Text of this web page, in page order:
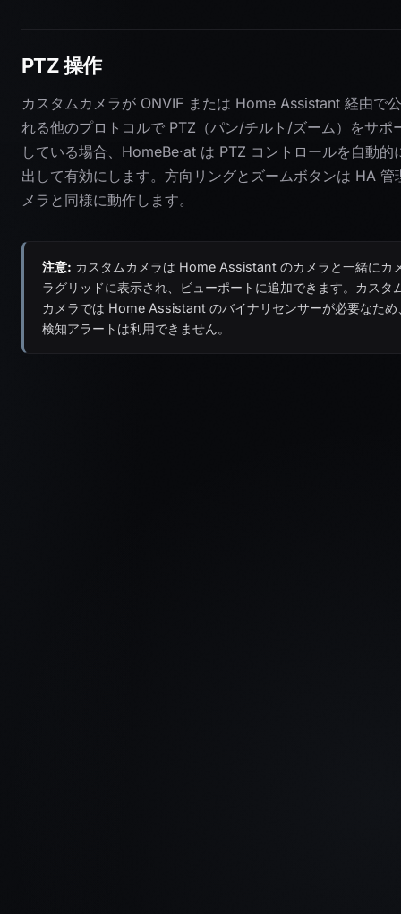
PTZ 操作
カスタムカメラが ONVIF または Home Assistant 経由で
れる他のプロトコルで PTZ（パン/チルト/ズーム）をサポ
している場合、HomeBe·at は PTZ コントロールを自動的
出して有効にします。方向リングとズームボタンは HA 管
メラと同様に動作します。
注意: カスタムカメラは Home Assistant のカメラと一緒にカ
ラグリッドに表示され、ビューポートに追加できます。カスタ
カメラでは Home Assistant のバイナリセンサーが必要なため
検知アラートは利用できません。